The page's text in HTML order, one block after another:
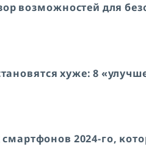
возможностей для
хуже: 8
2024-го,